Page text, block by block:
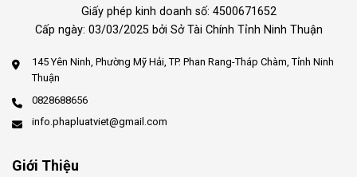
Giấy phép kinh doanh số: 4500671652
Cấp ngày: 03/03/2025 bởi Sở Tài Chính Tỉnh Ninh Thuận
145 Yên Ninh, Phường Mỹ Hải, TP. Phan Rang-Tháp Chàm, Tỉnh Ninh
Thuận
0828688656
info.phapluatviet@gmail.com
Giới Thiệu